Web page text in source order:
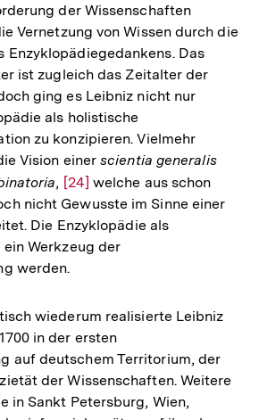
der Wissenschaften
Vernetzung von Wissen durch die
Enzyklopädiegedankens. Das
ist zugleich das Zeitalter der
ging es Leibniz nicht nur
als holistische
zu konzipieren. Vielmehr
Vision einerscientia generalis
, Zur
Auflösung
der
Fußnote
[24] welche aus schon
nicht Gewusste im Sinne einer
Die Enzyklopädie als
Werkzeug der
werden.
wiederum realisierte Leibniz
in der ersten
auf deutschem Territorium, der
der Wissenschaften. Weitere
in Sankt Petersburg, Wien,